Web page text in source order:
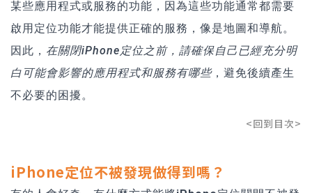
某些應用程式或服務的功能，因為這些功能通常都需要
啟用定位功能才能提供正確的服務，像是地圖和導航。
因此， 在關閉iPhone定位之前，請確保自己已經充分明
白可能會影響的應用程式和服務有哪些，避免後續產生
不必要的困擾。
<回到目次>
iPhone定位不被發現做得到嗎？